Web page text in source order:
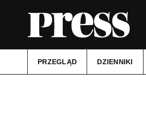
PRZEGLĄD DZIENNIKI